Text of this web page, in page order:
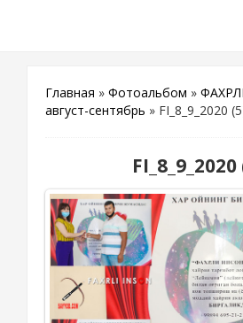
Главная » Фотоальбом »
август-сентябрь » FI_8_9_2020